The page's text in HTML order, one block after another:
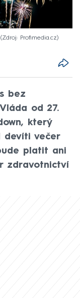
Zdroj: Profimedia.cz
bez
od 27.
který
devíti večer
platit ani
zdravotnictví